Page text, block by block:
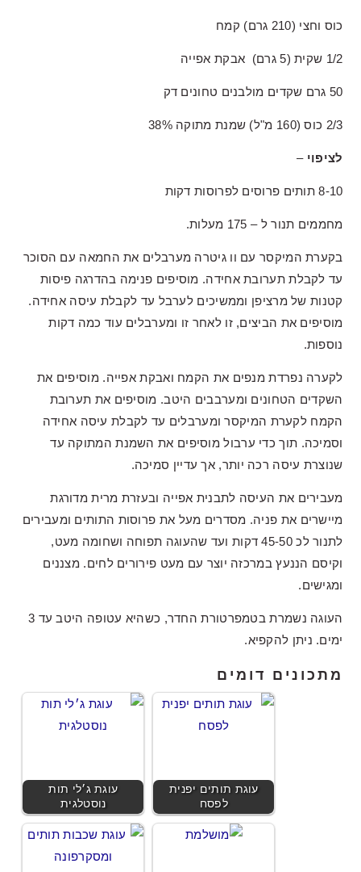
כוס וחצי (210 גרם) קמח
1/2 שקית (5 גרם) אבקת אפייה
50 גרם שקדים מולבנים טחונים דק
2/3 כוס (160 מ"ל) שמנת מתוקה 38%
לציפוי –
8-10 תותים פרוסים לפרוסות דקות
מחממים תנור ל – 175 מעלות.
בקערת המיקסר עם וו גיטרה מערבלים את החמאה עם הסוכר
עד לקבלת תערובת אחידה. מוסיפים פנימה בהדרגה פיסות
קטנות של מרציפן וממשיכים לערבל עד לקבלת עיסה אחידה.
מוסיפים את הביצים, זו לאחר זו ומערבלים עוד כמה דקות
נוספות.
לקערה נפרדת מנפים את הקמח ואבקת אפייה. מוסיפים את
השקדים הטחונים ומערבבים היטב. מוסיפים את תערובת
הקמח לקערת המיקסר ומערבלים עד לקבלת עיסה אחידה
וסמיכה. תוך כדי ערבול מוסיפים את השמנת המתוקה עד
שנוצרת עיסה רכה יותר, אך עדיין סמיכה.
מעבירים את העיסה לתבנית אפייה ובעזרת מרית מדורגת
מיישרים את פניה. מסדרים מעל את פרוסות התותים ומעבירים
לתנור לכ 45-50 דקות ועד שהעוגה תפוחה ושחומה מעט,
וקיסם הננעץ במרכזה יוצר עם מעט פירורים לחים. מצננים
ומגישים.
העוגה נשמרת בטמפרטורת החדר, כשהיא עטופה היטב עד 3
ימים. ניתן להקפיא.
מתכונים דומים
עוגת ג׳לי תות
נוסטלגית
עוגת תותים יפנית
לפסח